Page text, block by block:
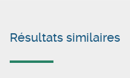
Résultats similaires